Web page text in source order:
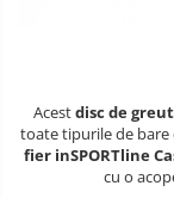
Bariere de
Porti de siguranta
Premergatoare
Skateboard
Acestdisc de
toate tipurile de bare
fier inSPORTline
cu o